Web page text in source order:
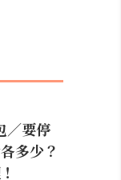
／要停
多少？